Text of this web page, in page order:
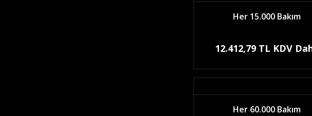
Her 15.000 Bakım
12.412,79 TL KDV
Her 60.000 Bakım